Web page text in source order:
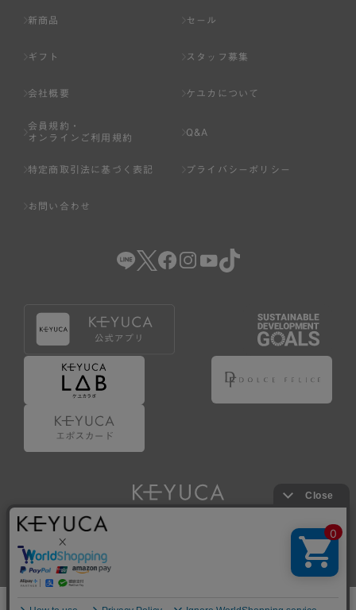
新商品 セール
ギフト スタッフ募集
会社概要 ケユカについて
会員規約・
オンラインご利用規約
Q&A
特定商取引法に基づく表記 プライバシーポリシー
お問い合わせ
Copyright © KAWAJUN Co., Ltd. All Rights Reserved.